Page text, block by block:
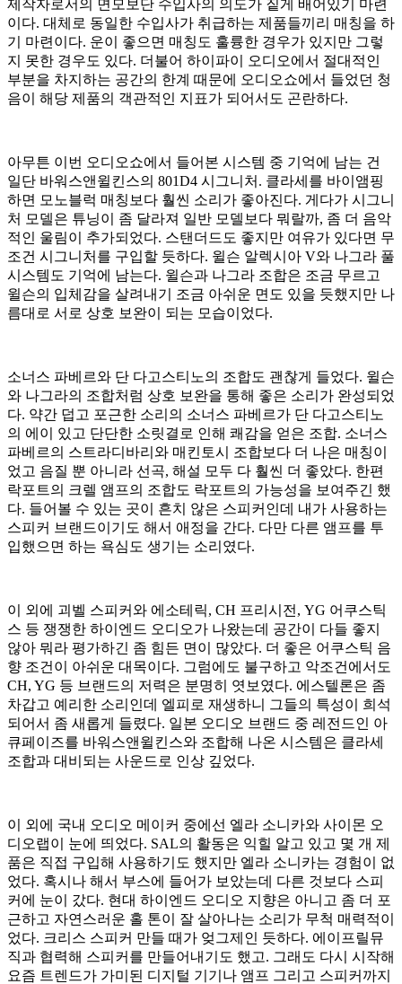
제작자로서의 면모보단 수입사의 의도가 짙게 배어있기 마련
이다. 대체로 동일한 수입사가 취급하는 제품들끼리 매칭을 하
기 마련이다. 운이 좋으면 매칭도 훌륭한 경우가 있지만 그렇
지 못한 경우도 있다. 더불어 하이파이 오디오에서 절대적인
부분을 차지하는 공간의 한계 때문에 오디오쇼에서 들었던 청
음이 해당 제품의 객관적인 지표가 되어서도 곤란하다.
아무튼 이번 오디오쇼에서 들어본 시스템 중 기억에 남는 건
일단 바워스앤윌킨스의 801D4 시그니처. 클라세를 바이앰핑
하면 모노블럭 매칭보다 훨씬 소리가 좋아진다. 게다가 시그니
처 모델은 튜닝이 좀 달라져 일반 모델보다 뭐랄까, 좀 더 음악
적인 울림이 추가되었다. 스탠더드도 좋지만 여유가 있다면 무
조건 시그니처를 구입할 듯하다. 윌슨 알렉시아 V와 나그라 풀
시스템도 기억에 남는다. 윌슨과 나그라 조합은 조금 무르고
윌슨의 입체감을 살려내기 조금 아쉬운 면도 있을 듯했지만 나
름대로 서로 상호 보완이 되는 모습이었다.
소너스 파베르와 단 다고스티노의 조합도 괜찮게 들었다. 윌슨
와 나그라의 조합처럼 상호 보완을 통해 좋은 소리가 완성되었
다. 약간 덥고 포근한 소리의 소너스 파베르가 단 다고스티노
의 에이 있고 단단한 소릿결로 인해 쾌감을 얻은 조합. 소너스
파베르의 스트라디바리와 매킨토시 조합보다 더 나은 매칭이
었고 음질 뿐 아니라 선곡, 해설 모두 다 훨씬 더 좋았다. 한편
락포트의 크렐 앰프의 조합도 락포트의 가능성을 보여주긴 했
다. 들어볼 수 있는 곳이 흔치 않은 스피커인데 내가 사용하는
스피커 브랜드이기도 해서 애정을 간다. 다만 다른 앰프를 투
입했으면 하는 욕심도 생기는 소리였다.
이 외에 괴벨 스피커와 에소테릭, CH 프리시전, YG 어쿠스틱
스 등 쟁쟁한 하이엔드 오디오가 나왔는데 공간이 다들 좋지
않아 뭐라 평가하긴 좀 힘든 면이 많았다. 더 좋은 어쿠스틱 음
향 조건이 아쉬운 대목이다. 그럼에도 불구하고 악조건에서도
CH, YG 등 브랜드의 저력은 분명히 엿보였다. 에스텔론은 좀
차갑고 예리한 소리인데 엘피로 재생하니 그들의 특성이 희석
되어서 좀 새롭게 들렸다. 일본 오디오 브랜드 중 레전드인 아
큐페이즈를 바워스앤윌킨스와 조합해 나온 시스템은 클라세
조합과 대비되는 사운드로 인상 깊었다.
이 외에 국내 오디오 메이커 중에선 엘라 소니카와 사이몬 오
디오랩이 눈에 띄었다. SAL의 활동은 익힐 알고 있고 몇 개 제
품은 직접 구입해 사용하기도 했지만 엘라 소니카는 경험이 없
었다. 혹시나 해서 부스에 들어가 보았는데 다른 것보다 스피
커에 눈이 갔다. 현대 하이엔드 오디오 지향은 아니고 좀 더 포
근하고 자연스러운 홀 톤이 잘 살아나는 소리가 무척 매력적이
었다. 크리스 스피커 만들 때가 엊그제인 듯하다. 에이프릴뮤
직과 협력해 스피커를 만들어내기도 했고. 그래도 다시 시작해
요즘 트렌드가 가미된 디지털 기기나 앰프 그리고 스피커까지